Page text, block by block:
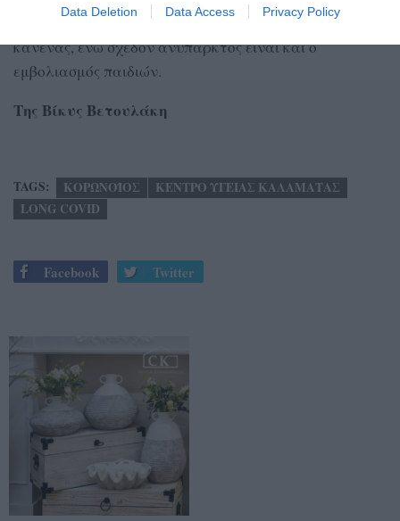
Data Deletion Data Access Privacy Policy
Με πρώτη δόση δεν εμβολιάζεται πλέον σχεδόν
κανένας, ενώ σχεδόν ανύπαρκτος είναι και ο
εμβολιασμός παιδιών.
Της Βίκυς Βετουλάκη
TAGS: ΚΟΡΩΝΟΪΟΣ
ΚΕΝΤΡΟ ΥΓΕΙΑΣ ΚΑΛΑΜΑΤΑΣ
LONG COVID
Facebook Twitter